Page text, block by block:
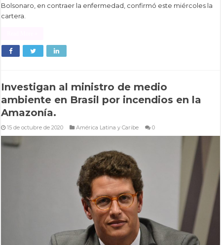
Bolsonaro, en contraer la enfermedad, confirmó este miércoles la
cartera.
Investigan al ministro de medio
ambiente en Brasil por incendios en la
Amazonía.
15 de octubre de 2020 América Latina y Caribe 0